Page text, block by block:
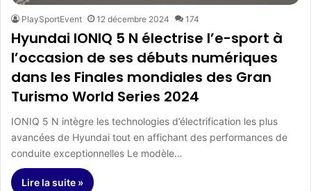
PlaySportEvent 12 décembre 2024 174
Hyundai IONIQ 5 N électrise l’e-sport à
l’occasion de ses débuts numériques
dans les Finales mondiales des Gran
Turismo World Series 2024
IONIQ 5 N intègre les technologies d’électrification les plus
avancées de Hyundai tout en affichant des performances de
conduite exceptionnelles Le modèle…
Lire la suite »